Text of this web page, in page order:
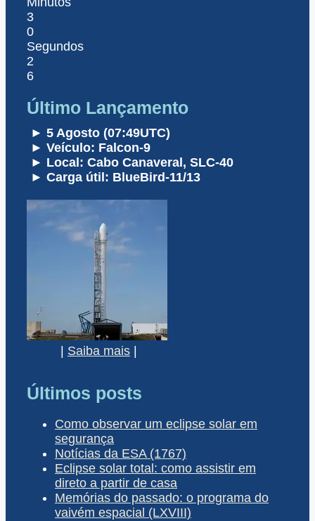
3
0
Segundos
2
6
Último Lançamento
► 5 Agosto (07:49UTC)
► Veículo: Falcon-9
► Local: Cabo Canaveral, SLC-40
► Carga útil: BlueBird-11/13
| Saiba mais |
Últimos posts
Como observar um eclipse solar em
segurança
Notícias da ESA (1767)
Eclipse solar total: como assistir em
direto a partir de casa
Memórias do passado: o programa do
vaivém espacial (LXVIII)